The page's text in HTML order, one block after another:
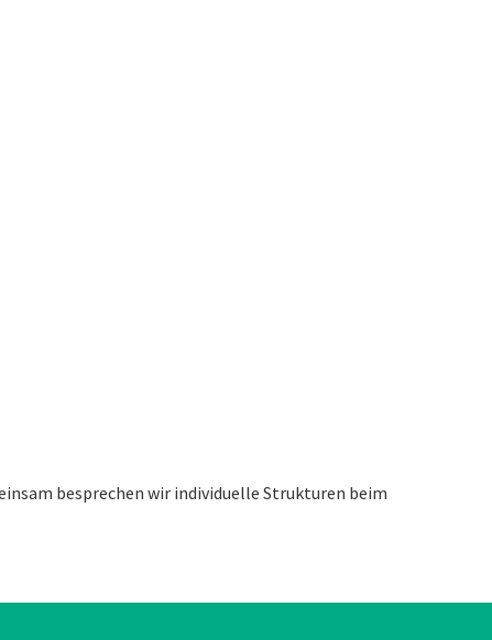
besprechen wir individuelle Strukturen beim